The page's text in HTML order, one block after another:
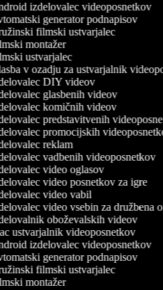
izdelovalec videoposnetkov
generator podnapisov
filmski ustvarjalec
montažer
ustvarjalec
v ozadju za ustvarjalnik
DIY videov
glasbenih videov
komičnih videov
predstavitvenih
promocijskih
reklam
vadbenih videoposnetkov
video oglasov
video posnetkov za igre
video vabil
video vsebin za družbena
oboževalskih videov
ustvarjalnik videoposnetkov
izdelovalec videoposnetkov
generator podnapisov
filmski ustvarjalec
montažer